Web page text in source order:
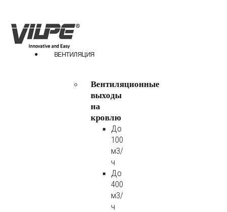
ВЕНТИЛЯЦИЯ
Вентиляционные
выходы
на
кровлю
До
100
м3/
ч
До
400
м3/
ч